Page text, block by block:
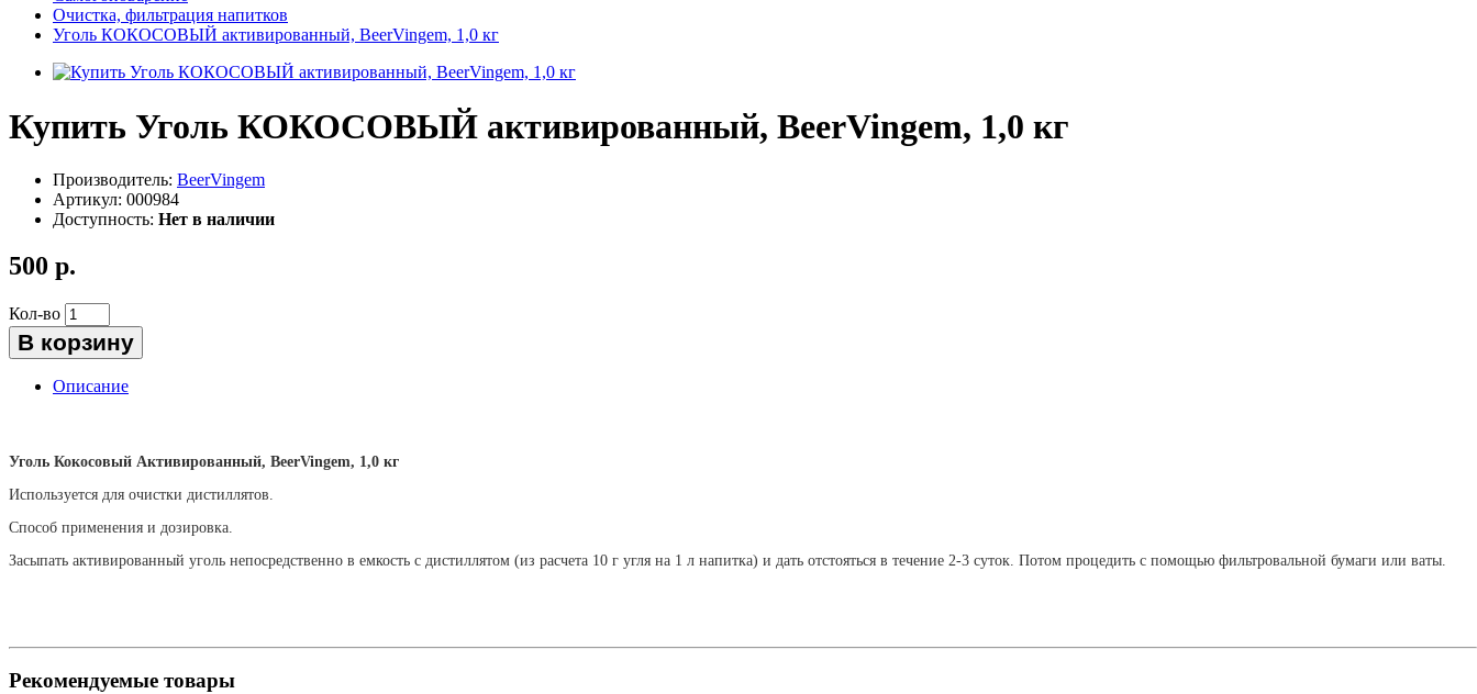
Очистка, фильтрация напитков
Уголь КОКОСОВЫЙ активированный, BeerVingem, 1,0 кг
Купить Уголь КОКОСОВЫЙ активированный, BeerVingem, 1,0 кг
Производитель: BeerVingem
Артикул: 000984
Доступность: Нет в наличии
500 р.
Кол-во
В корзину
Описание
Уголь Кокосовый Активированный, BeerVingem, 1,0 кг
Используется для очистки дистиллятов.
Способ применения и дозировка.
Засыпать активированный уголь непосредственно в емкость с дистиллятом (из расчета 10 г угля на 1 л напитка) и дать отстояться в течение 2-3 суток. Потом процедить с помощью фильтровальной бумаги или ваты.
Рекомендуемые товары